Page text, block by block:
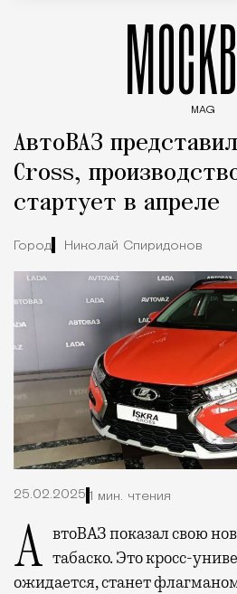
MAG
АвтоВАЗ
Cross,
стартует в апреле
Город Николай Спиридонов
25.02.2025 1 мин. чтения
АвтоВАЗ показал свою новую машину в цвете табаско. Это кросс-
ожидается, станет